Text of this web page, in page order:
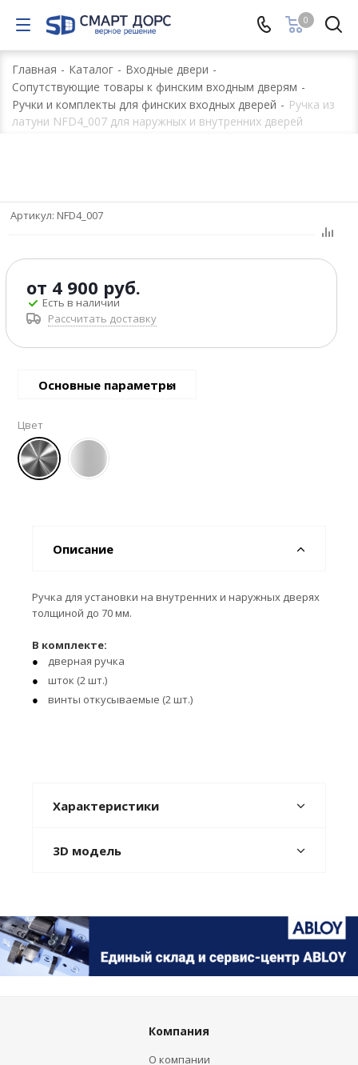
0
Главная - Каталог - Входные двери -
Сопутствующие товары к финским входным дверям -
Ручки и комплекты для финских входных дверей - Ручка из
латуни NFD4_007 для наружных и внутренних дверей
Артикул: NFD4_007
от 4 900 руб.
Есть в наличии
Рассчитать доставку
Основные параметры
Цвет
Описание
Ручка для установки на внутренних и наружных дверях
толщиной до 70 мм.
В комплекте:
дверная ручка
шток (2 шт.)
винты откусываемые (2 шт.)
Характеристики
3D модель
Компания
О компании